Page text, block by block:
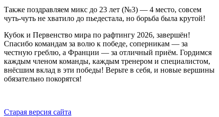
Также поздравляем микс до 23 лет (№3) — 4 место, совсем
чуть-чуть не хватило до пьедестала, но борьба была крутой!
Кубок и Первенство мира по рафтингу 2026, завершён!
Спасибо командам за волю к победе, соперникам — за
честную греблю, а Франции — за отличный приём. Гордимся
каждым членом команды, каждым тренером и специалистом,
внёсшим вклад в эти победы! Верьте в себя, и новые вершины
обязательно покорятся!
Старая версия сайта